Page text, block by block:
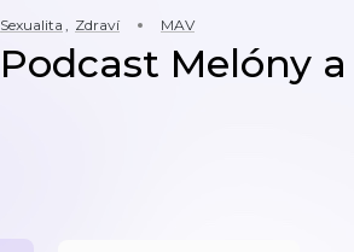
Sexualita , Zdraví MAV
Podcast Melóny a